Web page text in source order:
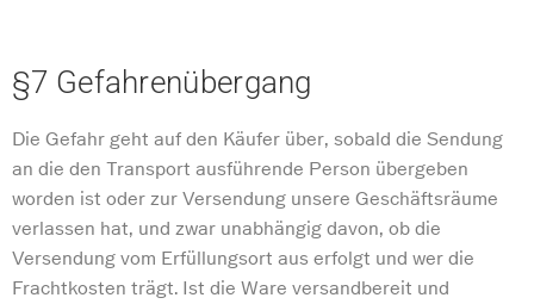
§7 Gefahrenübergang
Die Gefahr geht auf den Käufer über, sobald die Sendung
an die den Transport ausführende Person übergeben
worden ist oder zur Versendung unsere Geschäftsräume
verlassen hat, und zwar unabhängig davon, ob die
Versendung vom Erfüllungsort aus erfolgt und wer die
Frachtkosten trägt. Ist die Ware versandbereit und